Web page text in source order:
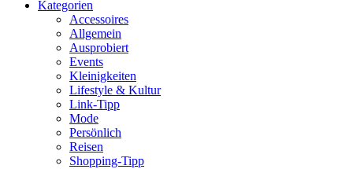
Kategorien
Accessoires
Allgemein
Ausprobiert
Events
Kleinigkeiten
Lifestyle & Kultur
Link-Tipp
Mode
Persönlich
Reisen
Shopping-Tipp